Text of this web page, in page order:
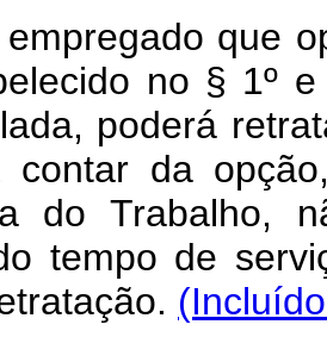
que
no § 1º
poderá
da
do Trabalho,
tempo de